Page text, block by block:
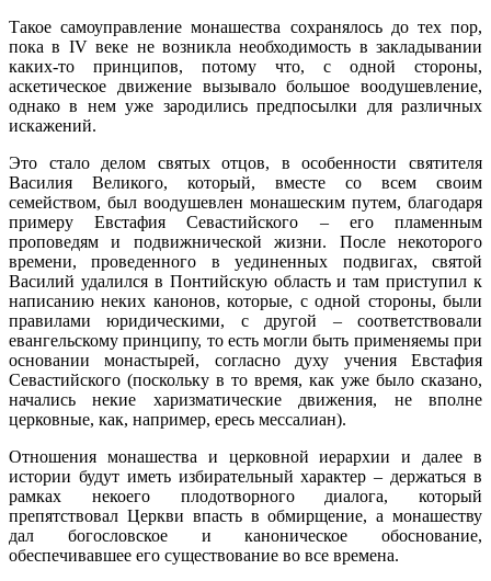
Такое самоуправление монашества сохранялось до тех пор,
пока в IV веке не возникла необходимость в закладывании
каких-то принципов, потому что, с одной стороны,
аскетическое движение вызывало большое воодушевление,
однако в нем уже зародились предпосылки для различных
искажений.
Это стало делом святых отцов, в особенности святителя
Василия Великого, который, вместе со всем своим
семейством, был воодушевлен монашеским путем, благодаря
примеру Евстафия Севастийского – его пламенным
проповедям и подвижнической жизни. После некоторого
времени, проведенного в уединенных подвигах, святой
Василий удалился в Понтийскую область и там приступил к
написанию неких канонов, которые, с одной стороны, были
правилами юридическими, с другой – соответствовали
евангельскому принципу, то есть могли быть применяемы при
основании монастырей, согласно духу учения Евстафия
Севастийского (поскольку в то время, как уже было сказано,
начались некие харизматические движения, не вполне
церковные, как, например, ересь мессалиан).
Отношения монашества и церковной иерархии и далее в
истории будут иметь избирательный характер – держаться в
рамках некоего плодотворного диалога, который
препятствовал Церкви впасть в обмирщение, а монашеству
дал богословское и каноническое обоснование,
обеспечивавшее его существование во все времена.